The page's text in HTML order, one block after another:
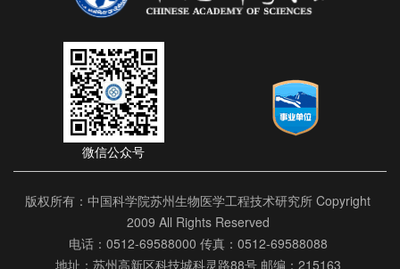
微信公众号
版权所有：中国科学院苏州生物医学工程技术研究所 Copyright
2009 All Rights Reserved
电话：0512-69588000 传真：0512-69588088
地址：苏州高新区科技城科灵路88号 邮编：215163